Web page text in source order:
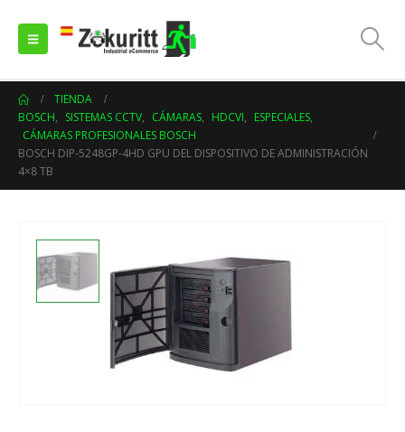
TIENDA
BOSCH, SISTEMAS CCTV, CÁMARAS, HDCVI, ESPECIALES,
CÁMARAS PROFESIONALES BOSCH
BOSCH DIP-5248GP-4HD GPU DEL DISPOSITIVO DE ADMINISTRACIÓN
4×8 TB